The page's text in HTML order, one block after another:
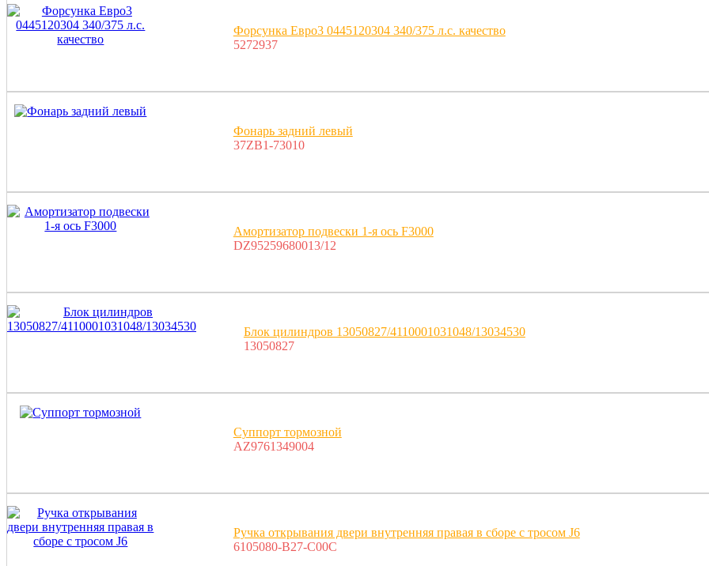
Форсунка Евро3 0445120304 340/375 л.с. качество
5272937
Фонарь задний левый
37ZB1-73010
Амортизатор подвески 1-я ось F3000
DZ95259680013/12
Блок цилиндров 13050827/4110001031048/13034530
13050827
Суппорт тормозной
AZ9761349004
Ручка открывания двери внутренняя правая в сборе с тросом J6
6105080-B27-C00C